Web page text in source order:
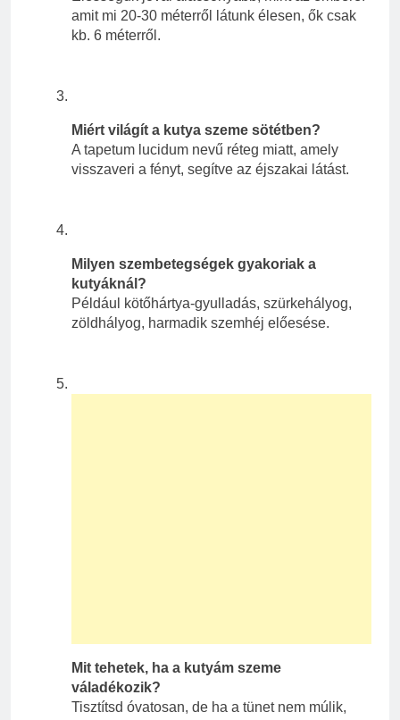
amit mi 20-30 méterről látunk élesen, ők csak
kb. 6 méterről.
Miért világít a kutya szeme sötétben?
A tapetum lucidum nevű réteg miatt, amely
visszaveri a fényt, segítve az éjszakai látást.
Milyen szembetegségek gyakoriak a
kutyáknál?
Például kötőhártya-gyulladás, szürkehályog,
zöldhályog, harmadik szemhéj előesése.
Mit tehetek, ha a kutyám szeme
váladékozik?
Tisztítsd óvatosan, de ha a tünet nem múlik,